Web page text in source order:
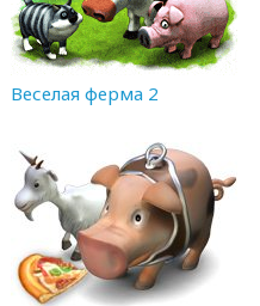
Веселая ферма 2